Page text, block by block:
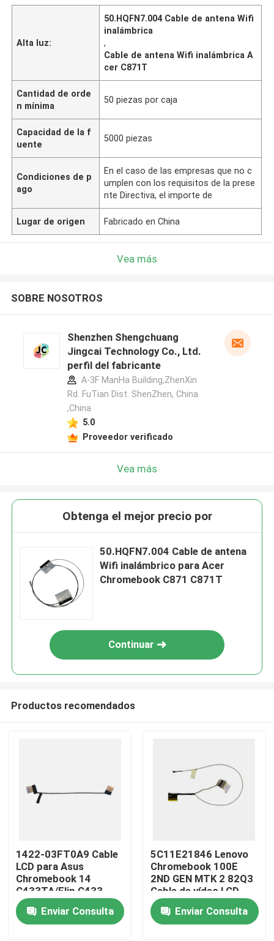
Inicio
Sobre nosotros
Alta luz:
50.HQFN7.004 Cable de antena Wifi
inalámbrica
,
Cable de antena Wifi inalámbrica A
cer C871T
Cantidad de orde
n mínima
50 piezas por caja
Capacidad de la f
uente
5000 piezas
Condiciones de p
ago
En el caso de las empresas que no c
umplen con los requisitos de la prese
nte Directiva, el importe de
Lugar de origen Fabricado en China
Vea más
SOBRE NOSOTROS
Shenzhen Shengchuang
Jingcai Technology Co., Ltd.
perfil del fabricante
A-3F ManHa Building,ZhenXin
Rd. FuTian Dist. ShenZhen, China
,China
5.0
Proveedor verificado
Vea más
Obtenga el mejor precio por
50.HQFN7.004 Cable de antena
Wifi inalámbrico para Acer
Chromebook C871 C871T
Continuar
Productos recomendados
1422-03FT0A9 Cable
LCD para Asus
Chromebook 14
C433TA/Flip C433
Enviar Consulta
5C11E21846 Lenovo
Chromebook 100E
2ND GEN MTK 2 82Q3
Cable de vídeo LCD
Enviar Consulta